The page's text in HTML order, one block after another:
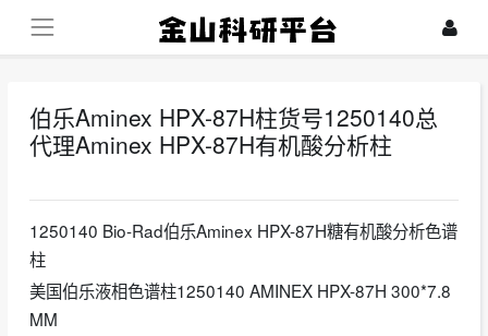
伯乐Aminex HPX-87H柱货号1250140总
代理Aminex HPX-87H有机酸分析柱
1250140 Bio-Rad伯乐Aminex HPX-87H糖有机酸分析色谱
柱
美国伯乐液相色谱柱1250140 AMINEX HPX-87H 300*7.8
MM